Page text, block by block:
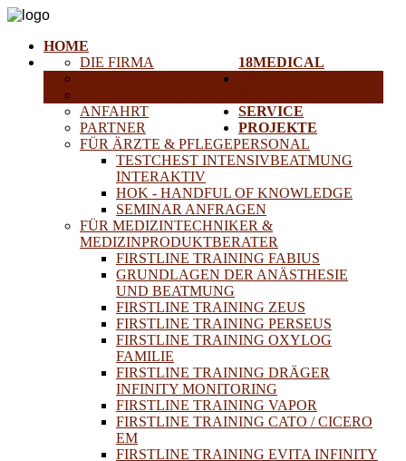
HOME
18MEDICAL
DIE FIRMA
ANFAHRT
PARTNER
FÜR ÄRZTE & PFLEGEPERSONAL
TESTCHEST INTENSIVBEATMUNG
INTERAKTIV
HOK - HANDFUL OF KNOWLEDGE
SEMINAR ANFRAGEN
FÜR MEDIZINTECHNIKER &
MEDIZINPRODUKTBERATER
FIRSTLINE TRAINING FABIUS
GRUNDLAGEN DER ANÄSTHESIE
UND BEATMUNG
FIRSTLINE TRAINING ZEUS
FIRSTLINE TRAINING PERSEUS
FIRSTLINE TRAINING OXYLOG
FAMILIE
FIRSTLINE TRAINING DRÄGER
INFINITY MONITORING
FIRSTLINE TRAINING VAPOR
FIRSTLINE TRAINING CATO / CICERO
EM
FIRSTLINE TRAINING EVITA INFINITY
SERVICE
PROJEKTE